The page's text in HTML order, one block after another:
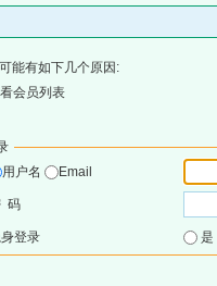
能有如下几个原因:
会员列表
用户名
Email
码
登录